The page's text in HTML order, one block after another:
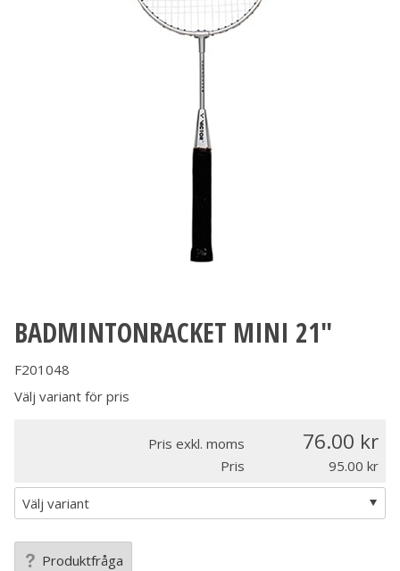
BADMINTONRACKET MINI 21"
F201048
Välj variant för pris
Pris exkl. moms 76.00
Pris 95.00
Produktfråga